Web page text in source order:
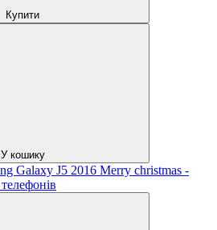
Купити
У кошику